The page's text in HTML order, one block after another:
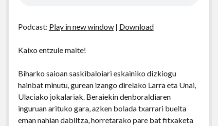
Podcast: Play in new window| Download
Kaixo entzule maite!
Biharko saioan saskibaloiari eskainiko dizkiogu
hainbat minutu, gurean izango direlako Larra eta Unai,
Ulaciako jokalariak. Beraiekin denboraldiaren
inguruan arituko gara, azken bolada txarrari buelta
eman nahian dabiltza, horretarako pare bat fitxaketa